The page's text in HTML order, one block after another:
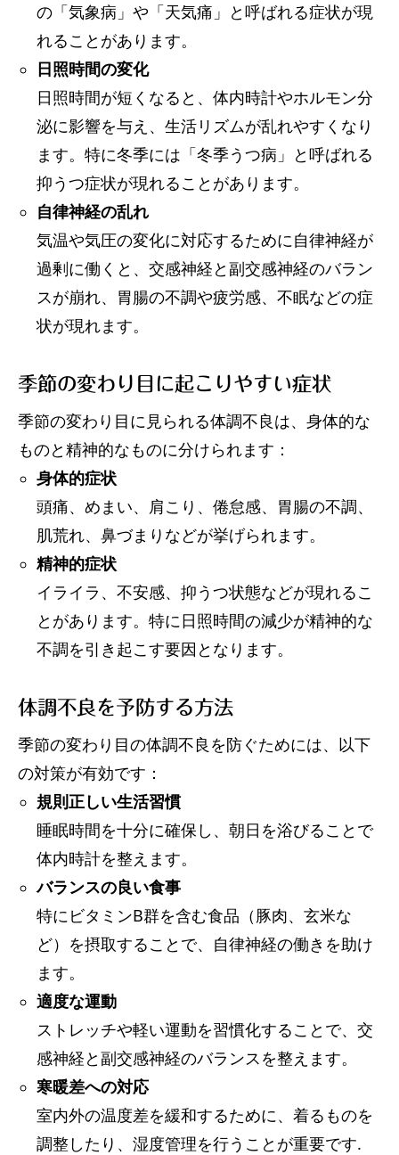
の「気象病」や「天気痛」と呼ばれる症状が現
れることがあります。
日照時間の変化
日照時間が短くなると、体内時計やホルモン分
泌に影響を与え、生活リズムが乱れやすくなり
ます。特に冬季には「冬季うつ病」と呼ばれる
抑うつ症状が現れることがあります。
自律神経の乱れ
気温や気圧の変化に対応するために自律神経が
過剰に働くと、交感神経と副交感神経のバラン
スが崩れ、胃腸の不調や疲労感、不眠などの症
状が現れます。
季節の変わり目に起こりやすい症状
季節の変わり目に見られる体調不良は、身体的な
ものと精神的なものに分けられます：
身体的症状
頭痛、めまい、肩こり、倦怠感、胃腸の不調、
肌荒れ、鼻づまりなどが挙げられます。
精神的症状
イライラ、不安感、抑うつ状態などが現れるこ
とがあります。特に日照時間の減少が精神的な
不調を引き起こす要因となります。
体調不良を予防する方法
季節の変わり目の体調不良を防ぐためには、以下
の対策が有効です：
規則正しい生活習慣
睡眠時間を十分に確保し、朝日を浴びることで
体内時計を整えます。
バランスの良い食事
特にビタミンB群を含む食品（豚肉、玄米な
ど）を摂取することで、自律神経の働きを助け
ます。
適度な運動
ストレッチや軽い運動を習慣化することで、交
感神経と副交感神経のバランスを整えます。
寒暖差への対応
室内外の温度差を緩和するために、着るものを
調整したり、湿度管理を行うことが重要です.